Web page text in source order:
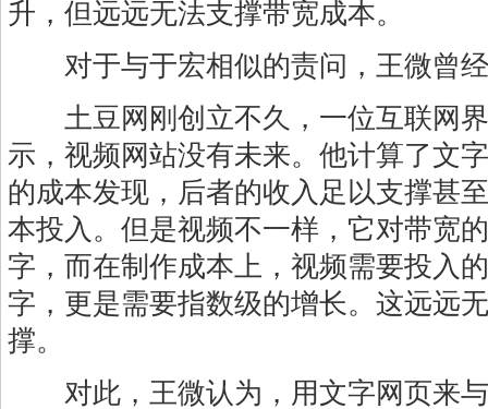
升，但远远无法支撑带宽成本。
对于与于宏相似的责问，王微曾经
土豆网刚创立不久，一位互联网界
示，视频网站没有未来。他计算了文
的成本发现，后者的收入足以支撑甚
本投入。但是视频不一样，它对带宽
字，而在制作成本上，视频需要投入
字，更是需要指数级的增长。这远远
撑。
对此，王微认为，用文字网页来与